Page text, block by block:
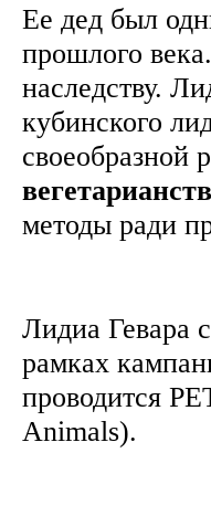
Ее дед был
прошлого
наследству.
кубинского
своеобразной
методы ради
Лидиа Гевара
рамках
проводится
Animals).